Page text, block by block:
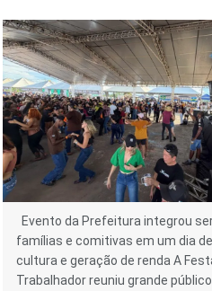
Evento da Prefeitura integrou
famílias e comitivas em um dia
cultura e geração de renda A
Trabalhador reuniu grande